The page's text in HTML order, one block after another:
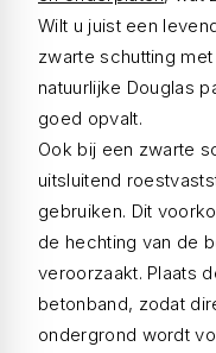
Wilt u juist een
zwarte schutting
natuurlijke Douglas
goed opvalt.
Ook bij een zwarte
uitsluitend
gebruiken. Dit
de hechting van de
veroorzaakt. Plaats
betonband, zodat
ondergrond wordt